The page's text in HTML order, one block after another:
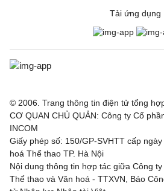
Tải ứng dụng
© 2006. Trang thông tin điện tử tổng
CƠ QUAN CHỦ QUẢN: Công ty Cổ
INCOM
Giấy phép số: 150/GP-SVHTT cấp
hoá Thể thao TP. Hà Nội
Nội dung thông tin hợp tác giữa Công
Thể thao và Văn hoá - TTXVN, Báo